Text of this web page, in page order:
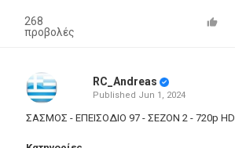
268
προβολές
RC_Andreas
Published Jun 1, 2024
ΣΑΣΜΟΣ - ΕΠΕΙΣΟΔΙΟ 97 - ΣΕΖΟΝ 2 - 720p HD